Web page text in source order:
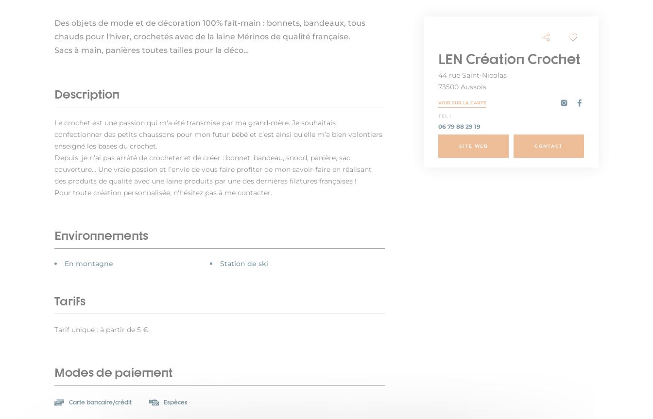
Des objets de mode et de décoration 100% fait-main : bonnets, bandeaux, tous
chauds pour l'hiver, crochetés avec de la laine Mérinos de qualité française.
Sacs à main, panières toutes tailles pour la déco…
Description
Le crochet est une passion qui m'a été transmise par ma grand-mère. Je souhaitais
confectionner des petits chaussons pour mon futur bébé et c’est ainsi qu’elle m’a bien volontiers
enseigné les bases du crochet.
Depuis, je n’ai pas arrêté de crocheter et de créer : bonnet, bandeau, snood, panière, sac,
couverture… Une vraie passion et l’envie de vous faire profiter de mon savoir-faire en réalisant
des produits de qualité avec une laine produits par une des dernières filatures françaises !
Pour toute création personnalisée, n'hésitez pas à me contacter.
Environnements
En montagne Station de ski
Tarifs
Tarif unique : à partir de 5 €.
Modes de paiement
Carte bancaire/crédit Espèces
LEN Création Crochet
44 rue Saint-Nicolas
73500 Aussois
VOIR SUR LA CARTE
TEL :
06 79 88 29 19
SITE WEB CONTACT